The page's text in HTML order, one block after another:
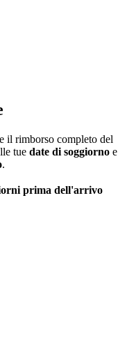
il rimborso completo del
tue date di soggiorno e
.
prima dell'arrivo